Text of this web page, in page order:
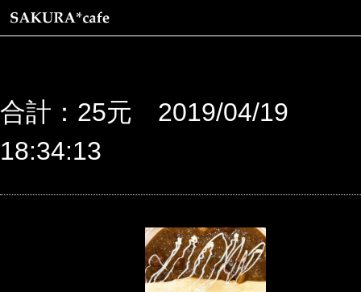
合計：25元 2019/04/19
18:34:13